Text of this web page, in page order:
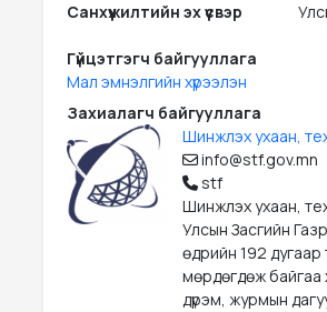
Санхүүжилтийн эх үүсвэр
Гүйцэтгэгч байгууллага
Мал эмнэлгийн хүрээлэн
Захиалагч байгууллага
Шинжлэх ухаан,
info@stf.gov.mn
stf
Шинжлэх ухаан,
Улсын Засгийн
өдрийн 192
мөрдөгдөж байгаа
дүрэм, журмын